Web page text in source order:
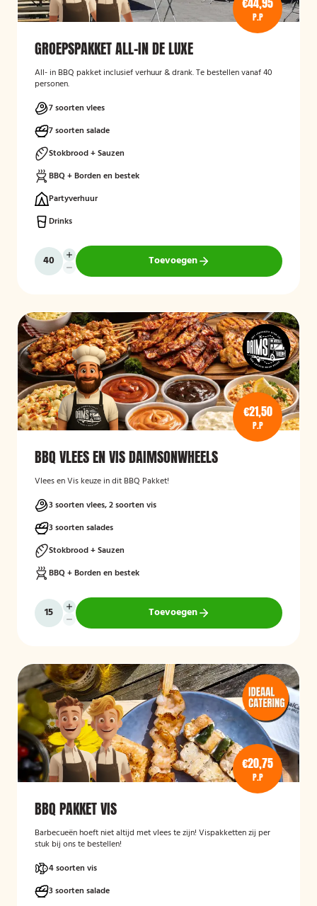
P.P
GROEPSPAKKET ALL-IN DE LUXE
All- in BBQ pakket inclusief verhuur & drank. Te bestellen vanaf 40
personen.
7 soorten vlees
7 soorten salade
Stokbrood + Sauzen
BBQ + Borden en bestek
Partyverhuur
Drinks
Toevoegen
€21,50
P.P
BBQ VLEES EN VIS DAIMSONWHEELS
Vlees en Vis keuze in dit BBQ Pakket!
3 soorten vlees, 2 soorten vis
3 soorten salades
Stokbrood + Sauzen
BBQ + Borden en bestek
Toevoegen
€20,75
P.P
BBQ PAKKET VIS
Barbecueën hoeft niet altijd met vlees te zijn! Vispakketten zij per
stuk bij ons te bestellen!
4 soorten vis
3 soorten salade